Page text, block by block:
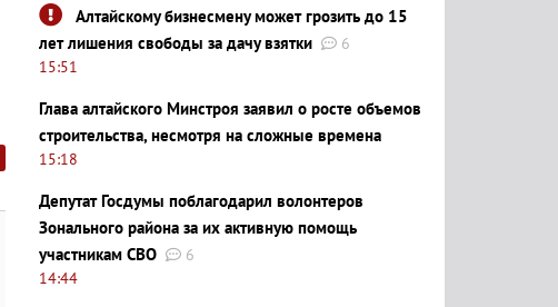
Алтайскому бизнесмену может грозить до 15
лет лишения свободы за дачу взятки
6
15:51
Глава алтайского Минстроя заявил о росте объемов
строительства, несмотря на сложные времена
15:18
Депутат Госдумы поблагодарил волонтеров
Зонального района за их активную помощь
участникам СВО
6
14:44